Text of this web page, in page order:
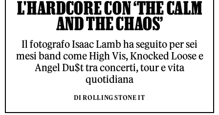
L'HARDCORE CON ‘THE CALM
AND THE CHAOS’
Il fotografo Isaac Lamb ha seguito per sei
mesi band come High Vis, Knocked Loose e
Angel Du$t tra concerti, tour e vita
quotidiana
DI ROLLING STONE IT